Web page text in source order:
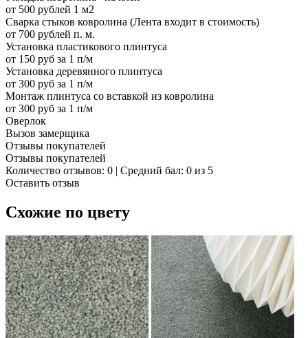
от 500 рублей 1 м2
Сварка стыков ковролина (Лента входит в стоимость)
от 700 рублей п. м.
Установка пластикового плинтуса
от 150 руб за 1 п/м
Установка деревянного плинтуса
от 300 руб за 1 п/м
Монтаж плинтуса со вставкой из ковролина
от 300 руб за 1 п/м
Оверлок
Вызов замерщика
Отзывы покупателей
Отзывы покупателей
Количество отзывов: 0 | Средний бал: 0 из 5
Оставить отзыв
Схожие по цвету